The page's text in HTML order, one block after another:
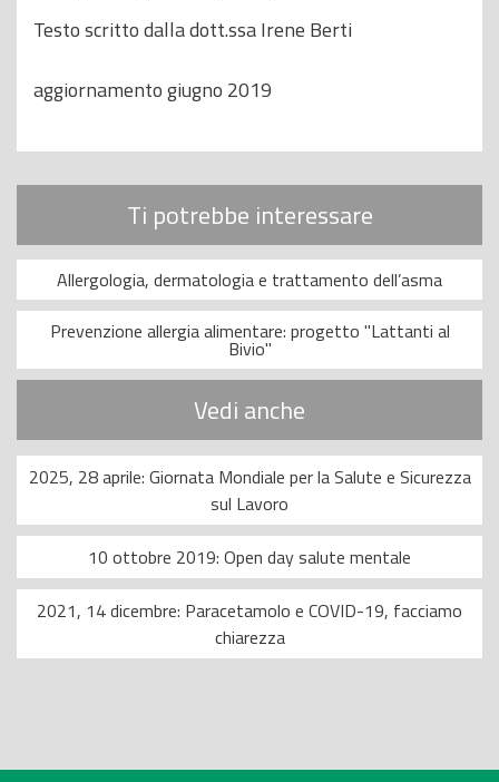
Testo scritto dalla dott.ssa Irene Berti
aggiornamento giugno 2019
Ti potrebbe interessare
Allergologia, dermatologia e trattamento dell’asma
Prevenzione allergia alimentare: progetto "Lattanti al
Bivio"
Vedi anche
2025, 28 aprile: Giornata Mondiale per la Salute e Sicurezza
sul Lavoro
10 ottobre 2019: Open day salute mentale
2021, 14 dicembre: Paracetamolo e COVID-19, facciamo
chiarezza